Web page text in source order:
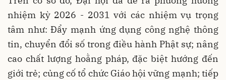
nhiệm kỳ 2026 - 2031 với các nhiệm vụ trọng
tâm như: Đẩy mạnh ứng dụng công nghệ thông
tin, chuyển đổi số trong điều hành Phật sự; nâng
cao chất lượng hoằng pháp, đặc biệt hướng đến
giới trẻ; củng cố tổ chức Giáo hội vững mạnh; tiếp